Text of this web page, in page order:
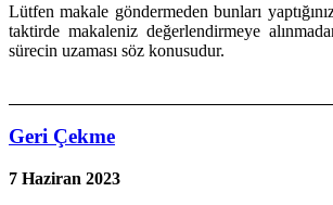
Lütfen makale göndermeden bunları
taktirde makaleniz değerlendirmeye
sürecin uzaması söz konusudur.
Geri Çekme
7 Haziran 2023